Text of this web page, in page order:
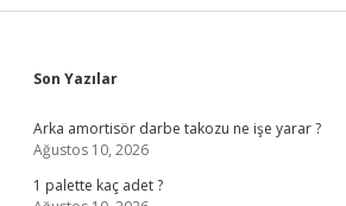
Sidebar
Son Yazılar
Arka amortisör darbe takozu ne işe yarar ?
Ağustos 10, 2026
1 palette kaç adet ?